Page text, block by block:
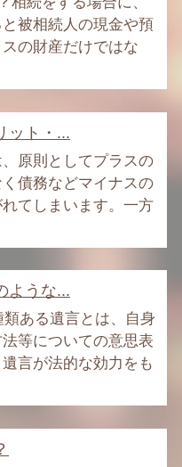
被相続人の現金や預
の財産だけではな
ット・...
原則としてプラスの
債務などマイナスの
てしまいます。一方
ような...
ある遺言とは、自身
等についての意思表
言が法的な効力をも